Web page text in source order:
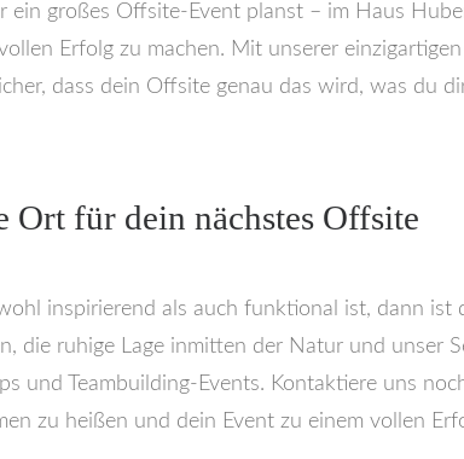
ein großes Offsite-Event planst – im Haus
Erfolg zu machen. Mit unserer
dass dein Offsite genau das wird, was du
Ort für dein nächstes Offsite
inspirierend als auch funktional ist, dann
die ruhige Lage inmitten der Natur und unser
und Teambuilding-Events. Kontaktiere uns
zu heißen und dein Event zu einem vollen